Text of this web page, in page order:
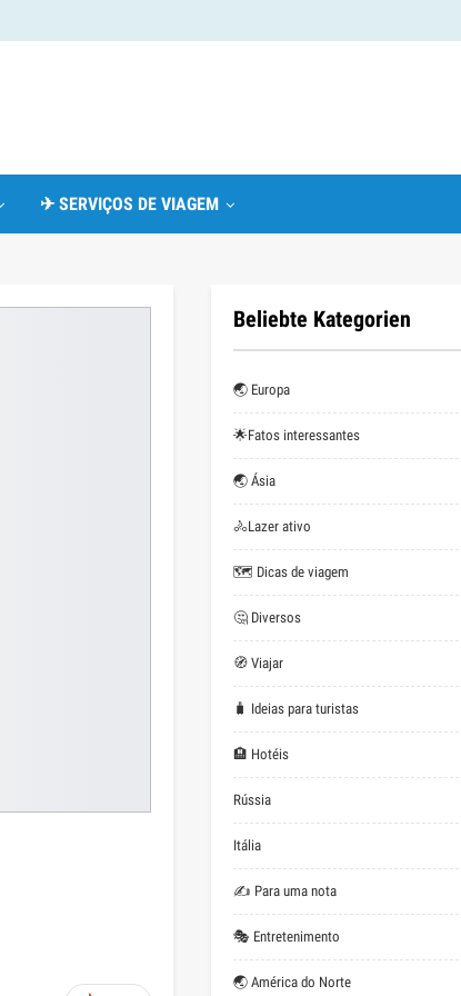
✈ SERVIÇOS DE VIAGEM
Beliebte Kategorien
🌏 Europa
🌟Fatos interessantes
🌏 Ásia
🚴Lazer ativo
🗺 Dicas de viagem
🤔 Diversos
🧭 Viajar
🧳 Ideias para turistas
🏨 Hotéis
Rússia
Itália
✍ Para uma nota
🎭 Entretenimento
🌏 América do Norte